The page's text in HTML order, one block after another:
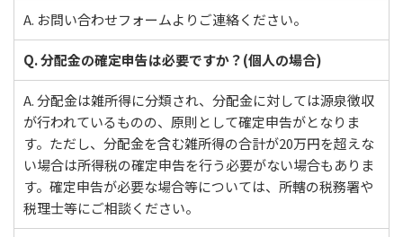
A. お問い合わせフォームよりご連絡ください。
Q. 分配金の確定申告は必要ですか？(個人の場合)
A. 分配金は雑所得に分類され、分配金に対しては源泉徴収
が行われているものの、原則として確定申告がとなりま
す。ただし、分配金を含む雑所得の合計が20万円を超えな
い場合は所得税の確定申告を行う必要がない場合もありま
す。確定申告が必要な場合等については、所轄の税務署や
税理士等にご相談ください。